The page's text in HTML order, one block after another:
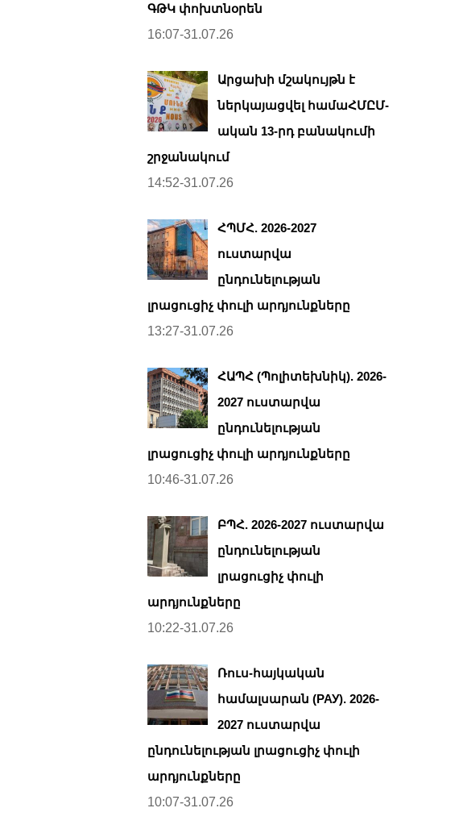
ԳԹԿ փոխտնօրեն
16:07-31.07.26
Արցախի մշակույթն է
ներկայացվել համաՀՄԸՄ-
ական 13-րդ բանակումի
շրջանակում
14:52-31.07.26
ՀՊՄՀ. 2026-2027
ուստարվա
ընդունելության
լրացուցիչ փուլի արդյունքները
13:27-31.07.26
ՀԱՊՀ (Պոլիտեխնիկ). 2026-
2027 ուստարվա
ընդունելության
լրացուցիչ փուլի արդյունքները
10:46-31.07.26
ԲՊՀ. 2026-2027 ուստարվա
ընդունելության
լրացուցիչ փուլի
արդյունքները
10:22-31.07.26
Ռուս-հայկական
համալսարան (РАУ). 2026-
2027 ուստարվա
ընդունելության լրացուցիչ փուլի
արդյունքները
10:07-31.07.26